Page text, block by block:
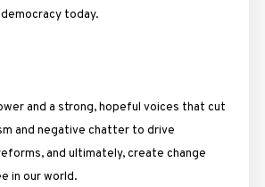
today.
and a strong, hopeful voices that cut
and negative chatter to drive
and ultimately, create change
in our world.